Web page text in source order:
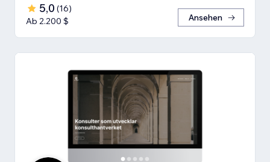
5,0 (16)
Ab 2.200 $
Ansehen